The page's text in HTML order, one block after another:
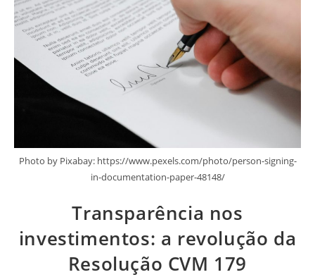
Photo by Pixabay: https://www.pexels.com/photo/person-signing-
in-documentation-paper-48148/
Transparência nos
investimentos: a revolução da
Resolução CVM 179